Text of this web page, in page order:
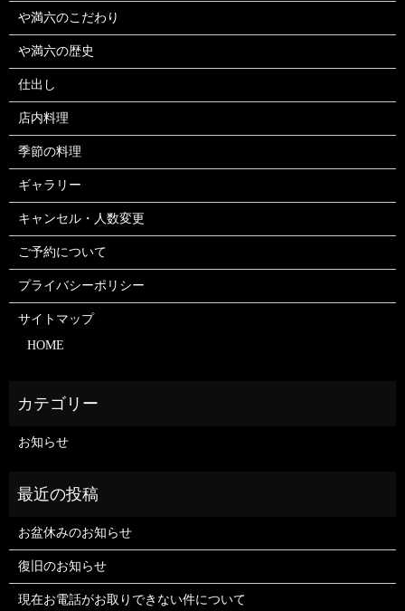
や満六のこだわり
や満六の歴史
仕出し
店内料理
季節の料理
ギャラリー
キャンセル・人数変更
ご予約について
プライバシーポリシー
サイトマップ
HOME
お知らせ
お盆休みのお知らせ
復旧のお知らせ
現在お電話がお取りできない件について